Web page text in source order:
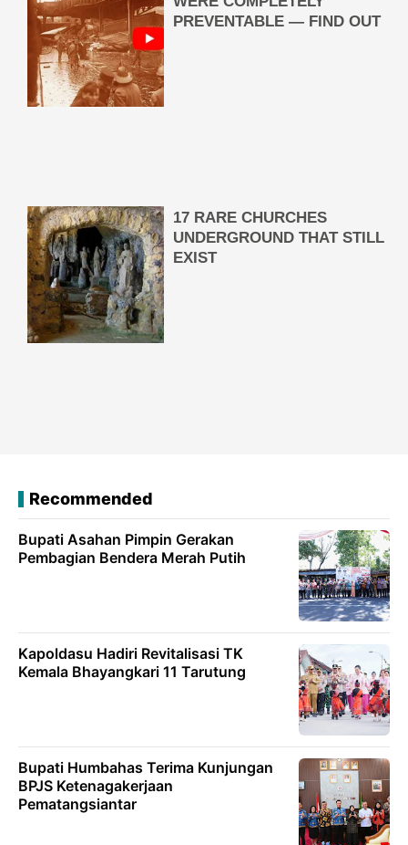
Recommended
Bupati Asahan Pimpin Gerakan
Pembagian Bendera Merah Putih
Kapoldasu Hadiri Revitalisasi TK
Kemala Bhayangkari 11 Tarutung
Bupati Humbahas Terima Kunjungan
BPJS Ketenagakerjaan
Pematangsiantar